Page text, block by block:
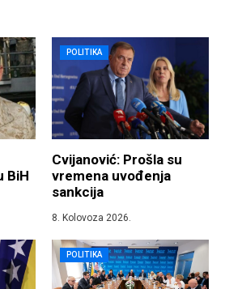
BiH
POLITIKA
Cvijanović: Prošla su
vremena uvođenja
sankcija
8. Kolovoza 2026.
POLITIKA